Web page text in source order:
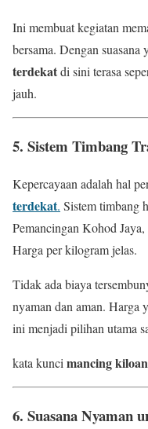
Ini membuat kegiatan
bersama. Dengan suasana
terdekatdi sini terasa
jauh.
5. Sistem Timbang
Kepercayaan adalah hal
terdekat. Sistem timbang
Pemancingan Kohod
Harga per kilogram jelas.
Tidak ada biaya
nyaman dan aman. Harga
ini menjadi pilihan utama
kata kuncimancing
6. Suasana Nyaman